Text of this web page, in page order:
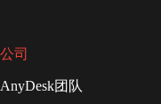
公司
AnyDesk团队